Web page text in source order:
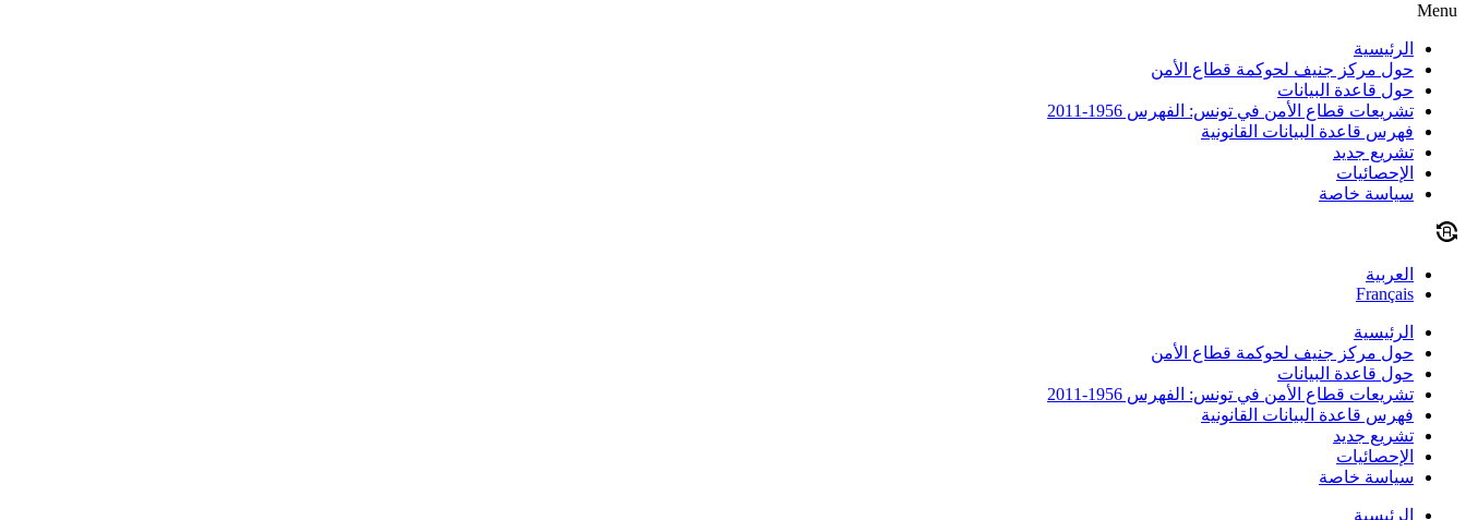
Menu
الرئيسية
حول مركز جنيف لحوكمة قطاع الأمن
حول قاعدة البيانات
تشريعات قطاع الأمن في تونس: الفهرس 1956-2011
فهرس قاعدة البيانات القانونية
تشريع جديد
الإحصائيات
سياسة خاصة
العربية
Français
الرئيسية
حول مركز جنيف لحوكمة قطاع الأمن
حول قاعدة البيانات
تشريعات قطاع الأمن في تونس: الفهرس 1956-2011
فهرس قاعدة البيانات القانونية
تشريع جديد
الإحصائيات
سياسة خاصة
الرئيسية